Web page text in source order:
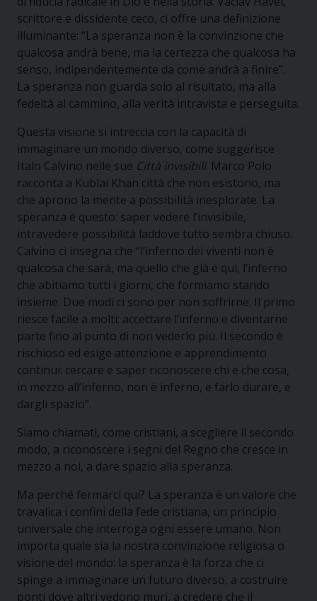
scrittore e dissidente ceco, ci offre una definizione
illuminante: “La speranza non è la convinzione che
qualcosa andrà bene, ma la certezza che qualcosa ha
senso, indipendentemente da come andrà a finire”.
La speranza non guarda solo al risultato, ma alla
fedeltà al cammino, alla verità intravista e perseguita.
Questa visione si intreccia con la capacità di
immaginare un mondo diverso, come suggerisce
Italo Calvino nelle sue Città invisibili. Marco Polo
racconta a Kublai Khan città che non esistono, ma
che aprono la mente a possibilità inesplorate. La
speranza è questo: saper vedere l’invisibile,
intravedere possibilità laddove tutto sembra chiuso.
Calvino ci insegna che “l’inferno dei viventi non è
qualcosa che sarà, ma quello che già è qui, l’inferno
che abitiamo tutti i giorni, che formiamo stando
insieme. Due modi ci sono per non soffrirne. Il primo
riesce facile a molti: accettare l’inferno e diventarne
parte fino al punto di non vederlo più. Il secondo è
rischioso ed esige attenzione e apprendimento
continui: cercare e saper riconoscere chi e che cosa,
in mezzo all’inferno, non è inferno, e farlo durare, e
dargli spazio”.
Siamo chiamati, come cristiani, a scegliere il secondo
modo, a riconoscere i segni del Regno che cresce in
mezzo a noi, a dare spazio alla speranza.
Ma perché fermarci qui? La speranza è un valore che
travalica i confini della fede cristiana, un principio
universale che interroga ogni essere umano. Non
importa quale sia la nostra convinzione religiosa o
visione del mondo: la speranza è la forza che ci
spinge a immaginare un futuro diverso, a costruire
ponti dove altri vedono muri, a credere che il